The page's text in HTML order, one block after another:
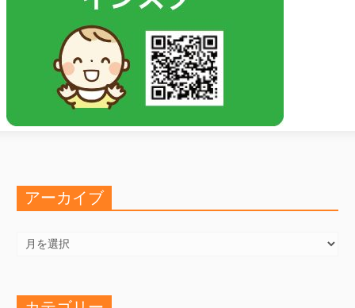
アーカイブ
カ